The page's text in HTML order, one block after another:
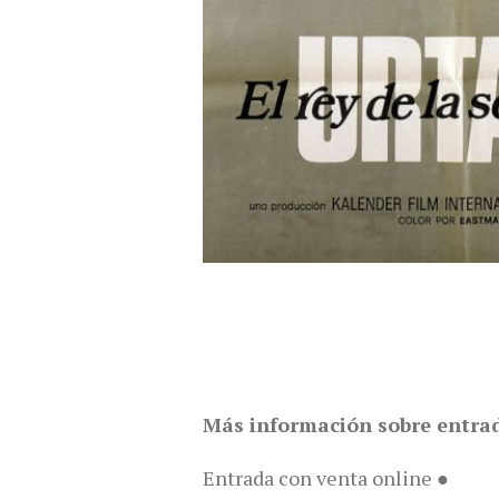
Más información sobre
Entrada con venta online ●